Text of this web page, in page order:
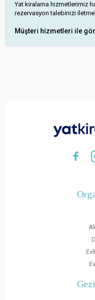
Yat kiralama hizmetlerimiz
rezervasyon talebinizi
Müşteri hizmetleri ile